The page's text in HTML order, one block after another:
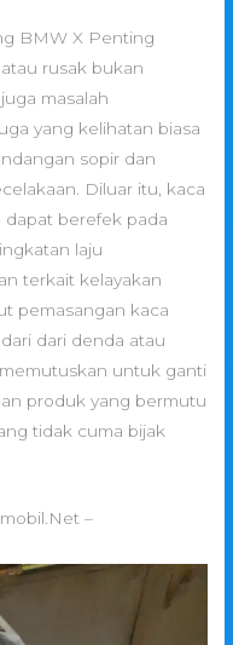
BMW X Penting
rusak bukan
masalah
yang kelihatan biasa
sopir dan
Diluar itu, kaca
dapat berefek pada
laju
terkait kelayakan
pemasangan kaca
dari denda atau
untuk ganti
produk yang bermutu
tidak cuma bijak
–